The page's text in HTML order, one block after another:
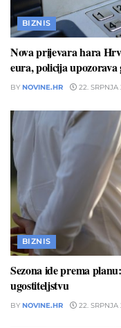
BIZNIS
Nova prijevara hara
eura, policija upozorava
BY NOVINE.HR 22. SRPNJA
BIZNIS
Sezona ide prema
ugostiteljstvu
BY NOVINE.HR 22. SRPNJA